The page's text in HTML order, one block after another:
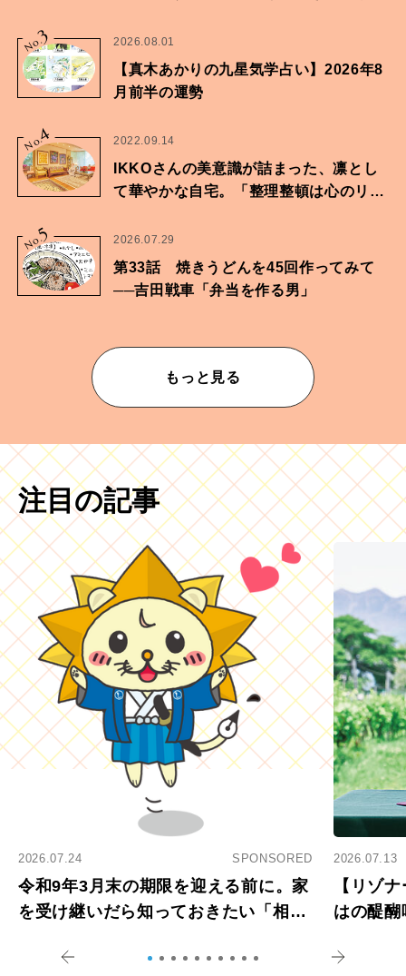
No.
3 2026.08.01
【真木あかりの九星気学占い】2026年8
月前半の運勢
No.
4 2022.09.14
IKKOさんの美意識が詰まった、凛とし
て華やかな自宅。「整理整頓は心のリズ
No.
5 2026.07.29
第33話 焼きうどんを45回作ってみて
──吉田戦車「弁当を作る男」
もっと見る
注目の記事
2026.07.24 SPONSORED
令和9年3月末の期限を迎える前に。家
を受け継いだら知っておきたい「相続
2026.07.13
【リゾ
はの醍